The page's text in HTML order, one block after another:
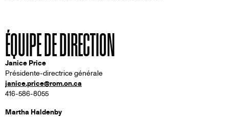
ÉQUIPE DE DIRECTION
Janice Price
Présidente-directrice générale
janice.price@rom.on.ca
416-586-8055
Martha Haldenby